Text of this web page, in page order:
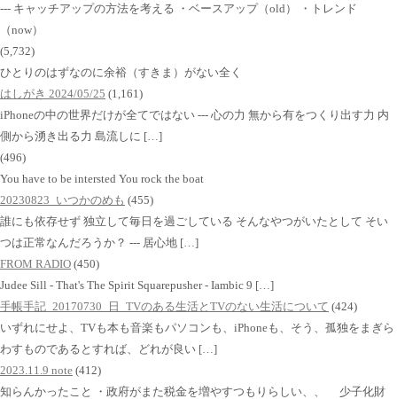
--- キャッチアップの方法を考える ・ベースアップ（old） ・トレンド
（now）
(5,732)
ひとりのはずなのに余裕（すきま）がない全く
はしがき 2024/05/25 (1,161)
iPhoneの中の世界だけが全てではない --- 心の力 無から有をつくり出す力 内
側から湧き出る力 島流しに […]
(496)
You have to be intersted You rock the boat
20230823_いつかのめも (455)
誰にも依存せず 独立して毎日を過ごしている そんなやつがいたとして そい
つは正常なんだろうか？ --- 居心地 […]
FROM RADIO (450)
Judee Sill - That's The Spirit Squarepusher - Iambic 9 […]
手帳手記_20170730_日_TVのある生活とTVのない生活について (424)
いずれにせよ、TVも本も音楽もパソコンも、iPhoneも、そう、孤独をまぎら
わすものであるとすれば、どれが良い […]
2023.11.9 note (412)
知らんかったこと ・政府がまた税金を増やすつもりらしい、、 少子化財